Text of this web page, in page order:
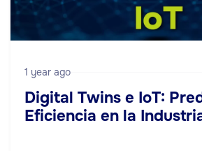
1 year ago
Digital Twins e IoT:
Eficiencia en la